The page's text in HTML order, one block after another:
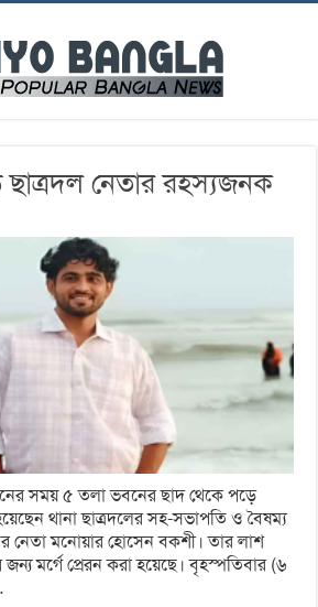
নেতার রহস্যজনক
সময় ৫ তলা ভবনের ছাদ থেকে পড়ে
থানা ছাত্রদলের সহ-সভাপতি ও বৈষম্য
নেতা মনোয়ার হোসেন বকশী। তার লাশ
জন্য মর্গে প্রেরন করা হয়েছে। বৃহস্পতিবার (৬